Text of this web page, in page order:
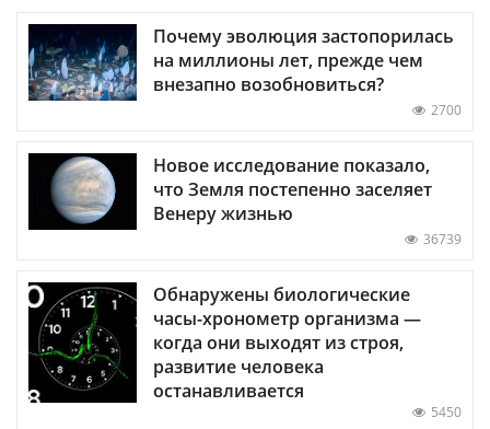
Почему эволюция застопорилась
на миллионы лет, прежде чем
внезапно возобновиться?
2700
Новое исследование показало,
что Земля постепенно заселяет
Венеру жизнью
36739
Обнаружены биологические
часы-хронометр организма —
когда они выходят из строя,
развитие человека
останавливается
5450